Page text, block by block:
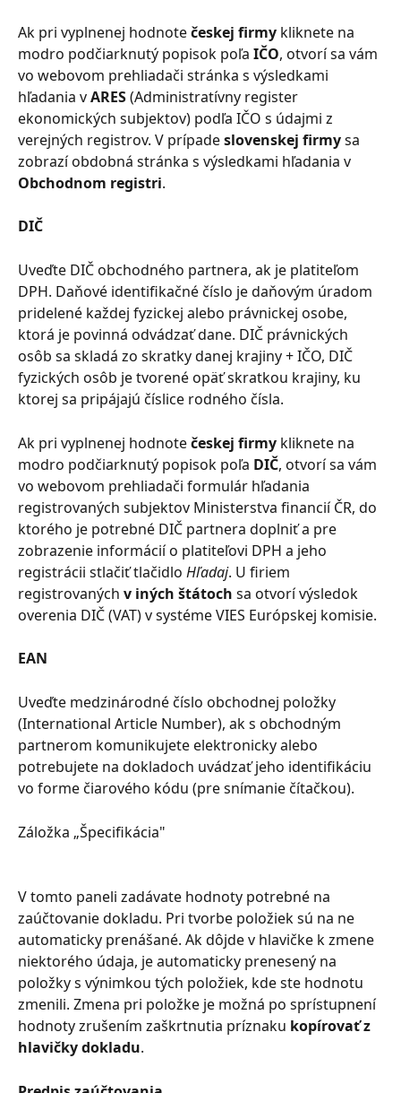
Ak pri vyplnenej hodnote českej firmy kliknete na
modro podčiarknutý popisok poľa IČO, otvorí sa vám
vo webovom prehliadači stránka s výsledkami
hľadania v ARES (Administratívny register
ekonomických subjektov) podľa IČO s údajmi z
verejných registrov. V prípade slovenskej firmy sa
zobrazí obdobná stránka s výsledkami hľadania v
Obchodnom registri.
DIČ
Uveďte DIČ obchodného partnera, ak je platiteľom
DPH. Daňové identifikačné číslo je daňovým úradom
pridelené každej fyzickej alebo právnickej osobe,
ktorá je povinná odvádzať dane. DIČ právnických
osôb sa skladá zo skratky danej krajiny + IČO, DIČ
fyzických osôb je tvorené opäť skratkou krajiny, ku
ktorej sa pripájajú číslice rodného čísla.
Ak pri vyplnenej hodnote českej firmy kliknete na
modro podčiarknutý popisok poľa DIČ, otvorí sa vám
vo webovom prehliadači formulár hľadania
registrovaných subjektov Ministerstva financií ČR, do
ktorého je potrebné DIČ partnera doplniť a pre
zobrazenie informácií o platiteľovi DPH a jeho
registrácii stlačiť tlačidlo Hľadaj. U firiem
registrovaných v iných štátoch sa otvorí výsledok
overenia DIČ (VAT) v systéme VIES Európskej komisie.
EAN
Uveďte medzinárodné číslo obchodnej položky
(International Article Number), ak s obchodným
partnerom komunikujete elektronicky alebo
potrebujete na dokladoch uvádzať jeho identifikáciu
vo forme čiarového kódu (pre snímanie čítačkou).
Záložka „Špecifikácia"
V tomto paneli zadávate hodnoty potrebné na
zaúčtovanie dokladu. Pri tvorbe položiek sú na ne
automaticky prenášané. Ak dôjde v hlavičke k zmene
niektorého údaja, je automaticky prenesený na
položky s výnimkou tých položiek, kde ste hodnotu
zmenili. Zmena pri položke je možná po sprístupnení
hodnoty zrušením zaškrtnutia príznaku kopírovať z
hlavičky dokladu.